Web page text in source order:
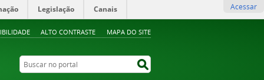
ALTO CONTRASTE MAPA DO SITE
Legislação Canais Acessar
Buscar no portal